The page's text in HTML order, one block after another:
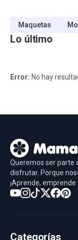
Maquetas
Lo último
Error: No hay
Queremos ser parte
disfrutar. Porque
¡Aprende,
Categorías